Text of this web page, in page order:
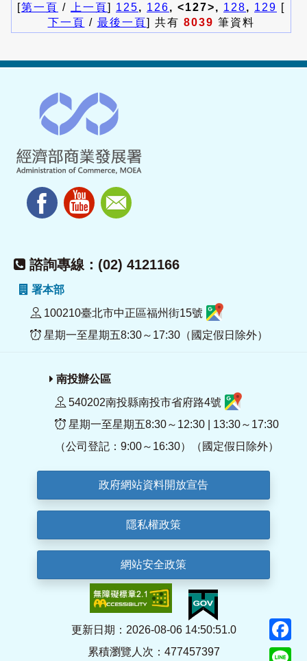
[第一頁 / 上一頁] 125, 126, <127>, 128, 129 [
下一頁 / 最後一頁] 共有 8039 筆資料
諮詢專線：(02) 4121166
署本部
100210臺北市中正區福州街15號
星期一至星期五8:30～17:30（國定假日除外）
南投辦公區
540202南投縣南投市省府路4號
星期一至星期五8:30～12:30 | 13:30～17:30
（公司登記：9:00～16:30）（國定假日除外）
政府網站資料開放宣告
隱私權政策
網站安全政策
更新日期：2026-08-06 14:50:51.0
累積瀏覽人次：477457397